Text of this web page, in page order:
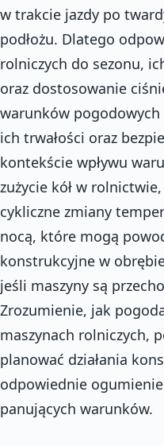
w trakcie jazdy po
podłożu. Dlatego
rolniczych do sezonu,
oraz dostosowanie
warunków pogodowych
ich trwałości oraz
kontekście wpływu
zużycie kół w
cykliczne zmiany
nocą, które mogą
konstrukcyjne w
jeśli maszyny są
Zrozumienie, jak
maszynach rolniczych,
planować działania
odpowiednie
panujących warunków.